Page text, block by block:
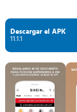
Descargar el APK
11.1.1